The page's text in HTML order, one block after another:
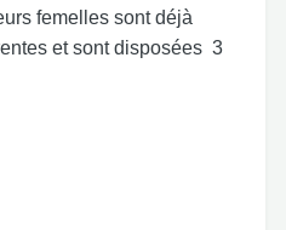
femelles sont déjà
et sont disposées 3